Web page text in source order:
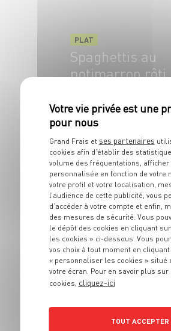
PLAT
Spaghettis au
potimarron rôti,
4 pers.
PLAT
Pintade rôtie à
l'orange et au
romarin
6 pers.
Grand Frais et ses partenaires
cookies afin d’établir des
volume des fréquentations,
personnalisée en fonction de votre
votre profil et votre localisation,
l’audience de cette publicité, vous
d’accéder à votre compte et enfin,
des mesures de sécurité. Vous
le dépôt des cookies en cliquant
les cookies » ci-dessous. Vous
vos choix à tout moment en
« personnaliser les cookies » situé
votre écran. Pour en savoir plus
cookies, cliquez-ici
TOUT ACCEPTER